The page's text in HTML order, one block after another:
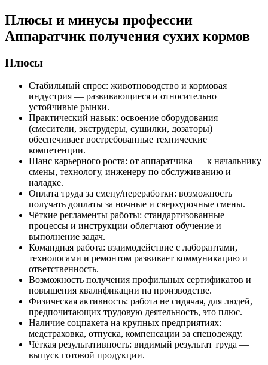
Плюсы и минусы профессии
Аппаратчик получения сухих кормов
Плюсы
Стабильный спрос: животноводство и кормовая
индустрия — развивающиеся и относительно
устойчивые рынки.
Практический навык: освоение оборудования
(смесители, экструдеры, сушилки, дозаторы)
обеспечивает востребованные технические
компетенции.
Шанс карьерного роста: от аппаратчика — к начальнику
смены, технологу, инженеру по обслуживанию и
наладке.
Оплата труда за смену/переработки: возможность
получать доплаты за ночные и сверхурочные смены.
Чёткие регламенты работы: стандартизованные
процессы и инструкции облегчают обучение и
выполнение задач.
Командная работа: взаимодействие с лаборантами,
технологами и ремонтом развивает коммуникацию и
ответственность.
Возможность получения профильных сертификатов и
повышения квалификации на производстве.
Физическая активность: работа не сидячая, для людей,
предпочитающих трудовую деятельность, это плюс.
Наличие соцпакета на крупных предприятиях:
медстраховка, отпуска, компенсации за спецодежду.
Чёткая результативность: видимый результат труда —
выпуск готовой продукции.